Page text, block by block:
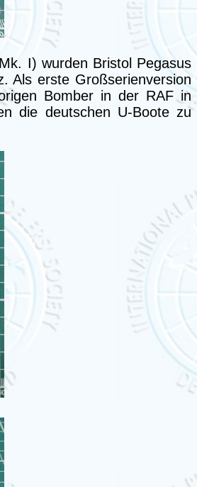
I) wurden Bristol Pegasus
Als erste Großserienversion
Bomber in der RAF in
die deutschen U-Boote zu